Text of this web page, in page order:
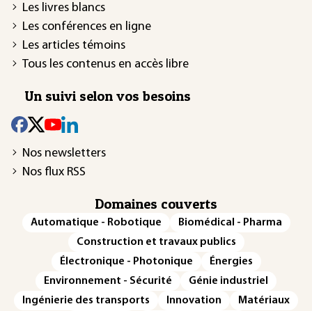
Les livres blancs
Les conférences en ligne
Les articles témoins
Tous les contenus en accès libre
Un suivi selon vos besoins
Nos newsletters
Nos flux RSS
Domaines couverts
Automatique - Robotique
Biomédical - Pharma
Construction et travaux publics
Électronique - Photonique
Énergies
Environnement - Sécurité
Génie industriel
Ingénierie des transports
Innovation
Matériaux